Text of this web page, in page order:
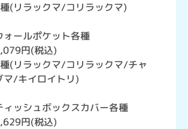
(リラックマ/コリラックマ)
ォールポケット各種
円(税込)
(リラックマ/コリラックマ/チャ
マ/キイロイトリ)
ィッシュボックスカバー各種
円(税込)